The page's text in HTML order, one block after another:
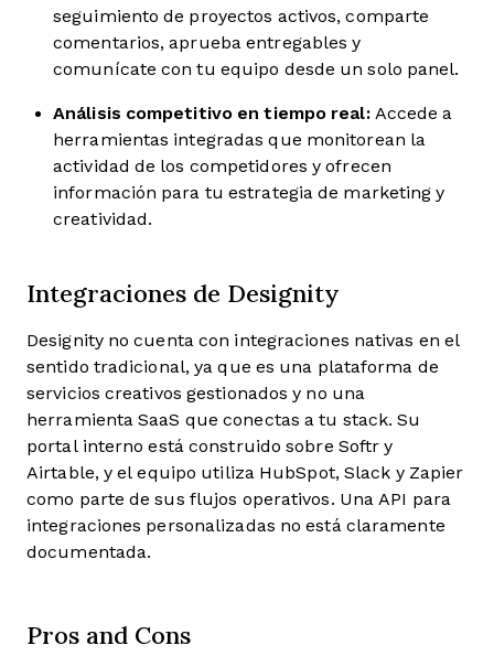
seguimiento de proyectos activos, comparte
comentarios, aprueba entregables y
comunícate con tu equipo desde un solo panel.
Análisis competitivo en tiempo real:Accede a
herramientas integradas que monitorean la
actividad de los competidores y ofrecen
información para tu estrategia de marketing y
creatividad.
Integraciones de Designity
Designity no cuenta con integraciones nativas en el
sentido tradicional, ya que es una plataforma de
servicios creativos gestionados y no una
herramienta SaaS que conectas a tu stack. Su
portal interno está construido sobre Softr y
Airtable, y el equipo utiliza HubSpot, Slack y Zapier
como parte de sus flujos operativos. Una API para
integraciones personalizadas no está claramente
documentada.
Pros and Cons